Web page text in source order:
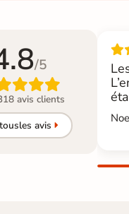
/5
avis clients
les avis